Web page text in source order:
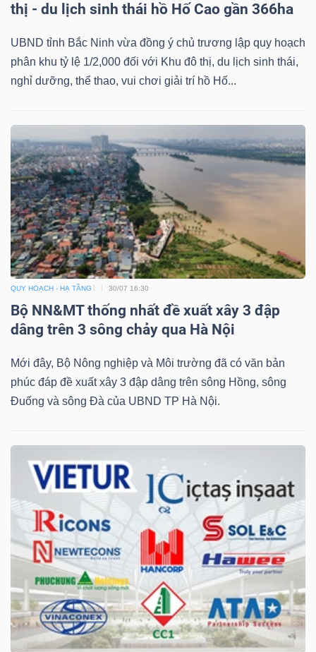
thị - du lịch sinh thái hồ Hố Cao gần 366ha
UBND tỉnh Bắc Ninh vừa đồng ý chủ trương lập quy hoạch
phân khu tỷ lệ 1/2,000 đối với Khu đô thị, du lịch sinh thái,
nghỉ dưỡng, thể thao, vui chơi giải trí hồ Hố...
QUY HOẠCH - HẠ TẦNG 30/07 16:30
Bộ NN&MT thống nhất đề xuất xây 3 đập
dâng trên 3 sông chảy qua Hà Nội
Mới đây, Bộ Nông nghiệp và Môi trường đã có văn bản
phúc đáp đề xuất xây 3 đập dâng trên sông Hồng, sông
Đuống và sông Đà của UBND TP Hà Nội.
Tin
tức
(-)
viết
của
tác
giả
(-)
Báo
cáo
phân
tích
(-)
Thuật
ngữ
Dịch
(-)
Đào
tạo